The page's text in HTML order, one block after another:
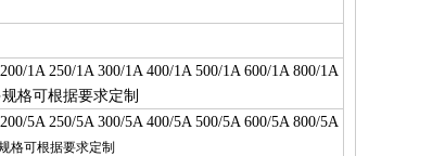
1A 250/1A 300/1A 400/1A 500/1A 600/1A 800/1A
规格可根据要求定制
5A 250/5A 300/5A 400/5A 500/5A 600/5A 800/5A
格可根据要求定制